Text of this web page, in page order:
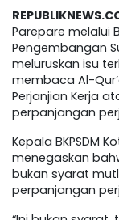
Parepare melalui
Pengembangan
meluruskan isu
membaca Al-
Perjanjian Kerja
perpanjangan
Kepala BKPSDM
menegaskan
bukan syarat
perpanjangan